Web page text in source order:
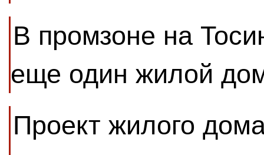
В промзоне на
еще один жилой
Проект жилого